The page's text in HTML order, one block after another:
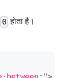
0 होता है।